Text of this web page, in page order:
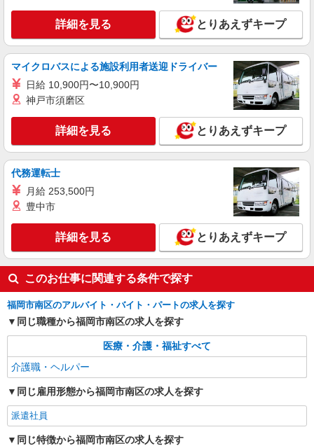
キープ 詳細を見る
株式会社kotrio /●FK-H-2011937
≪大橋駅≫夜勤なし！未経験・ブランクOKの
時給1450円〜2062円 ＜日払い有/週払い有/交
通費全支給(ガソリン代含む)＞
最寄り駅：大橋
詳細を見る
派遣社員
株式会社kotrio /●FK-H-2012207
大橋駅｜未経験でも大丈夫◎研修が手厚い有料
住宅の介護♪
時給1450円〜2062円 ＜日払い有/週払い有/交
通費全支給(ガソリン代含む)＞
最寄り駅：大橋
キープ 詳細を見る
詳細を見る とりあえずキープ
マイクロバスによる施設利用者送迎ドライバー
日給 10,900円〜10,900円
神戸市須磨区
詳細を見る とりあえずキープ
代務運転士
月給 253,500円
豊中市
詳細を見る とりあえずキープ
このお仕事に関連する条件で探す
福岡市南区のアルバイト・バイト・パートの求人を探す
同じ職種から福岡市南区の求人を探す
医療・介護・福祉すべて
介護職・ヘルパー
同じ雇用形態から福岡市南区の求人を探す
派遣社員
同じ特徴から福岡市南区の求人を探す